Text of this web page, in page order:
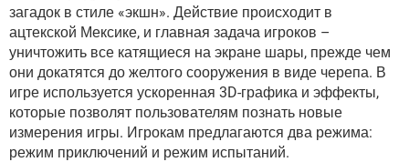
YANDEX
загадок в стиле «экшн». Действие происходит в
ацтекской Мексике, и главная задача игроков –
уничтожить все катящиеся на экране шары, прежде чем
они докатятся до желтого сооружения в виде черепа. В
игре используется ускоренная 3D-графика и эффекты,
которые позволят пользователям познать новые
измерения игры. Игрокам предлагаются два режима:
режим приключений и режим испытаний.